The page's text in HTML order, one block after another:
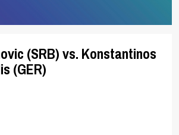
(SRB) vs. Konstantinos
(GER)